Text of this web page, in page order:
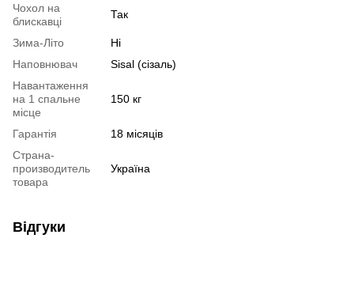
Чохол на
блискавці
Так
Зима-Літо
Ні
Наповнювач
Sisal (сізаль)
Навантаження
на 1 спальне
місце
150 кг
Гарантія
18 місяців
Страна-
производитель
товара
Україна
Відгуки